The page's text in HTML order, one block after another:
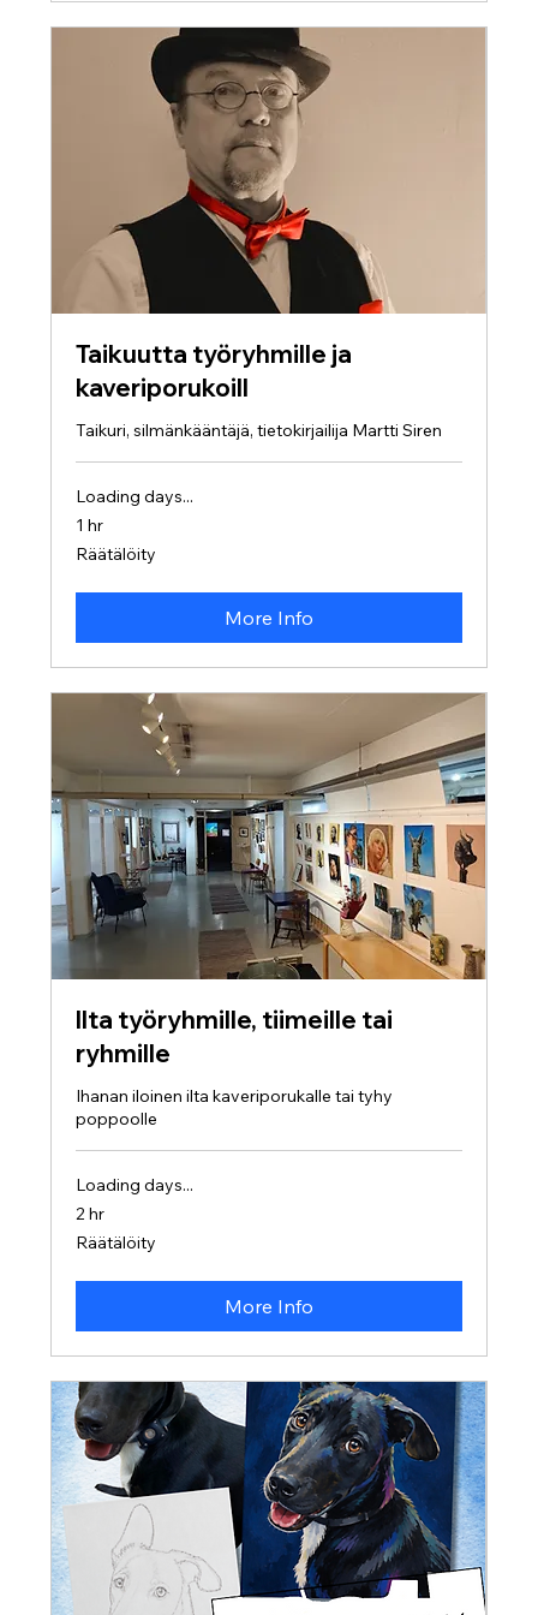
Taikuutta työryhmille ja
kaveriporukoill
Taikuri, silmänkääntäjä, tietokirjailija Martti Siren
Loading days...
1 hr
Räätälöity
Räätälöity
More Info
Ilta työryhmille, tiimeille tai
ryhmille
Ihanan iloinen ilta kaveriporukalle tai tyhy
poppoolle
Loading days...
2 hr
Räätälöity
Räätälöity
More Info